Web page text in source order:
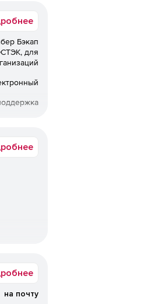
не
в
сжатие
Бэкап
для
на почту